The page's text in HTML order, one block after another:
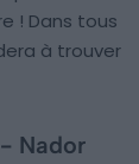
! Dans tous
à trouver
Nador